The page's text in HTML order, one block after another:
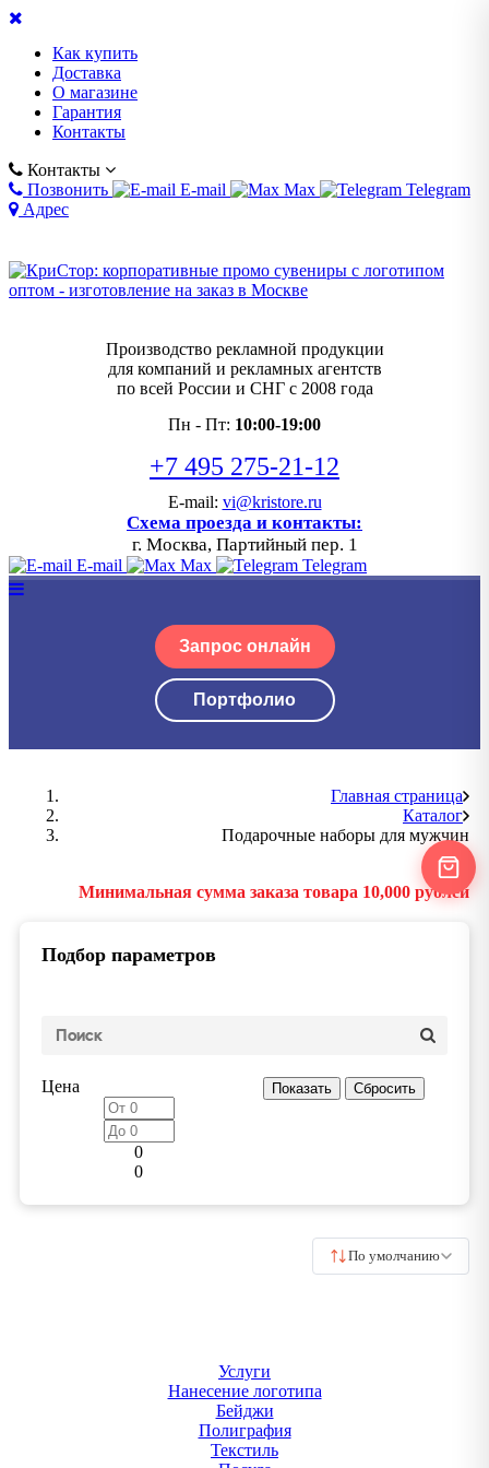
Как купить
Доставка
О магазине
Гарантия
Контакты
Контакты
Позвонить
E-mail Max
Telegram
Адрес
Производство рекламной продукции
для компаний и рекламных агентств
по всей России и СНГ с 2008 года
Пн - Пт: 10:00-19:00
+7 495 275-21-12
E-mail: vi@kristore.ru
Схема проезда и контакты:
г. Москва, Партийный пер. 1
E-mail Max Telegram
Запрос онлайн
Портфолио
Главная страница
Каталог
Подарочные наборы для мужчин
Минимальная сумма заказа товара 10,000 рублей
Подбор параметров
Цена
0
0
По умолчанию
Услуги
Нанесение логотипа
Бейджи
Полиграфия
Текстиль